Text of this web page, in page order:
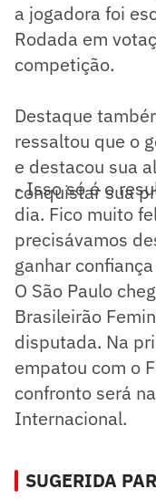
a jogadora foi
Rodada em
competição.
Destaque
ressaltou que o
e destacou sua
conquistar sua
- Isso só é o
dia. Fico muito
precisávamos
ganhar
O São Paulo
Brasileirão
disputada. Na
empatou com o
confronto será
Internacional.
SUGERIDA